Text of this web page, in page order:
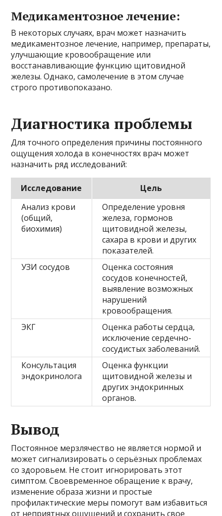
Медикаментозное лечение:
В некоторых случаях, врач может назначить
медикаментозное лечение, например, препараты,
улучшающие кровообращение или
восстанавливающие функцию щитовидной
железы. Однако, самолечение в этом случае
строго противопоказано.
Диагностика проблемы
Для точного определения причины постоянного
ощущения холода в конечностях врач может
назначить ряд исследований:
Исследование
Цель
Анализ крови
(общий,
биохимия)
Определение уровня
железа, гормонов
щитовидной железы,
сахара в крови и других
показателей.
УЗИ сосудов
Оценка состояния
сосудов конечностей,
выявление возможных
нарушений
кровообращения.
ЭКГ
Оценка работы сердца,
исключение сердечно-
сосудистых заболеваний.
Консультация
эндокринолога
Оценка функции
щитовидной железы и
других эндокринных
органов.
Вывод
Постоянное мерзлячество не является нормой и
может сигнализировать о серьёзных проблемах
со здоровьем. Не стоит игнорировать этот
симптом. Своевременное обращение к врачу,
изменение образа жизни и простые
профилактические меры помогут вам избавиться
от неприятных ощущений и сохранить свое